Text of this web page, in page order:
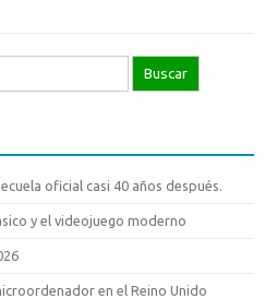
oficial casi 40 años después.
y el videojuego moderno
en el Reino Unido